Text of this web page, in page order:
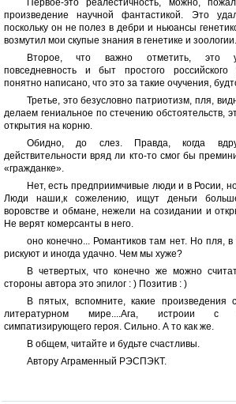
Первое-это реалестичность, можно,
произведение научной фантастикой. Это
поскольку он не полез в дебри и ньюансы
возмутил мои скупые знания в генетике и зоологии.
Второе, что важно отметить, это
повседневность и быт простого российского
понятно написано, что это за такие очучения,
Третье, это безусловно патриотизм, пля,
делаем гениальное по стечению обстоятельств,
открытия на корню.
Обидно, до слез. Правда, когда
действительности вряд ли кто-то смог бы
«гражданке».
Нет, есть предприимчивые люди и в Росии, но
Люди наши,к сожелению, ищут деньги
воровстве и обмане, нежели на созидании и
Не верят комерсанты в него.
оно конечно... Романтиков там нет. Но пля,
рискуют и иногда удачно. Чем мы хуже?
В четвертых, что конечно же можно
стороны автора это эпилог : ) Позитив : )
В пятых, вспомните, какие
литературном мире....Ага, истроии с
симпатизирующего героя. Сильно. А то как же.
В общем, читайте и будьте счастливы.
Автору Аграменный РЭСПЭКТ.